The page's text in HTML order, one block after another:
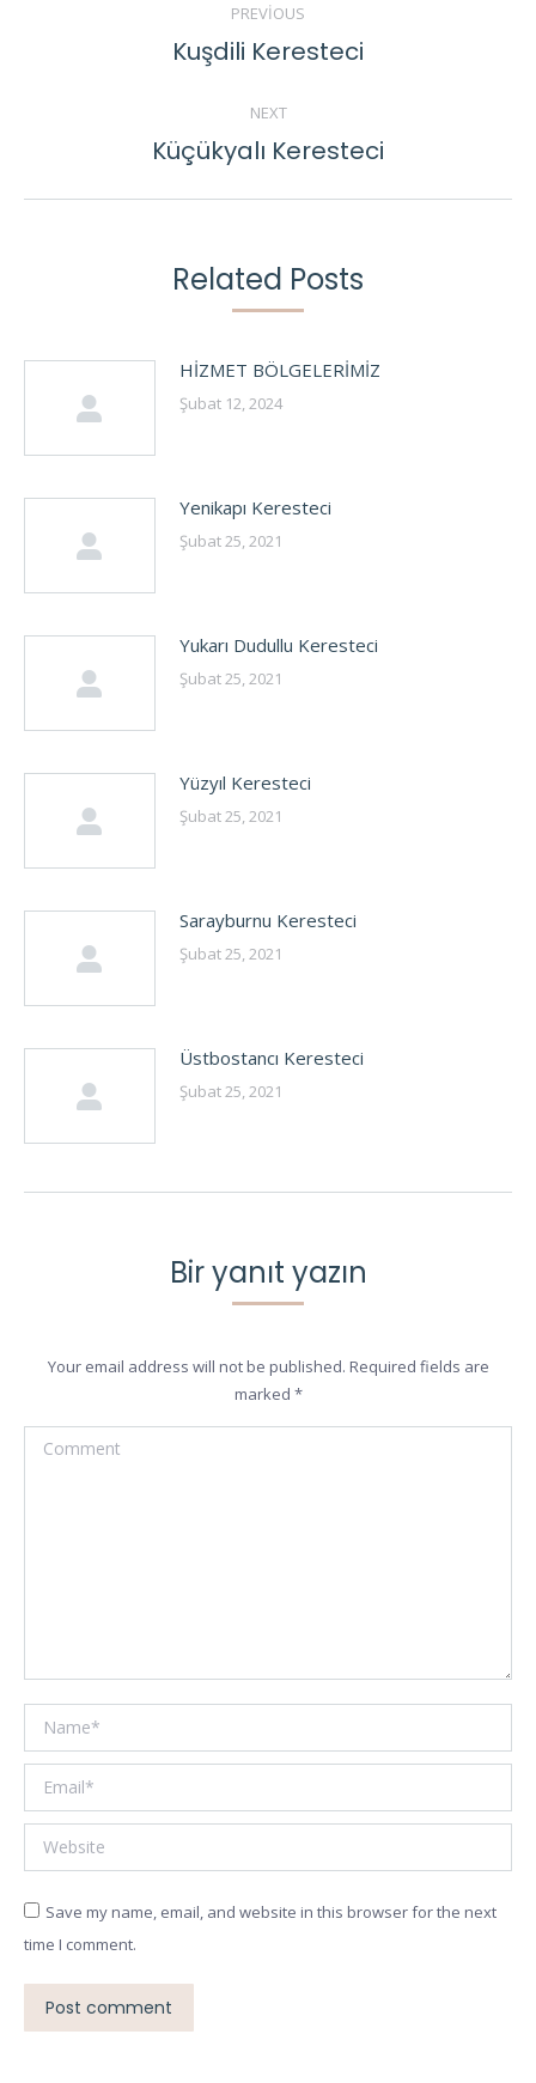
NAVIGATION
PREVIOUS
Previous
Kuşdili Keresteci
NEXT
Next
Küçükyalı Keresteci
Related Posts
HİZMET BÖLGELERİMİZ
Şubat 12, 2024
Yenikapı Keresteci
Şubat 25, 2021
Yukarı Dudullu Keresteci
Şubat 25, 2021
Yüzyıl Keresteci
Şubat 25, 2021
Sarayburnu Keresteci
Şubat 25, 2021
Üstbostancı Keresteci
Şubat 25, 2021
Bir yanıt yazın
Your email address will not be published. Required fields are
marked *
Comment
Name *
Email *
Website
Save my name, email, and website in this browser for the next
time I comment.
Post comment